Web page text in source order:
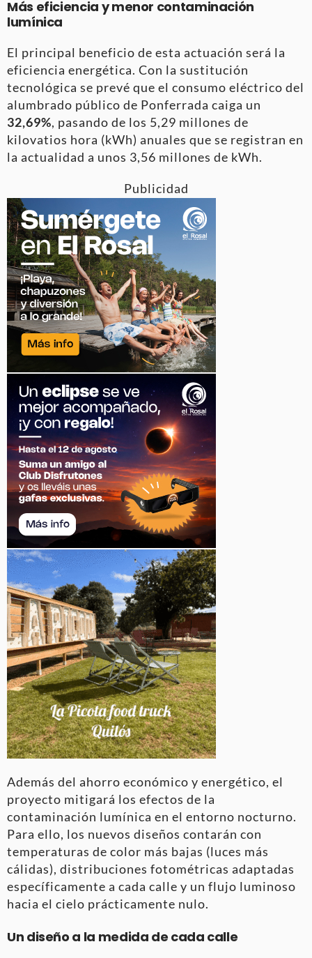
Más eficiencia y menor contaminación
lumínica
El principal beneficio de esta actuación será la
eficiencia energética. Con la sustitución
tecnológica se prevé que el consumo eléctrico del
alumbrado público de Ponferrada caiga un
32,69%, pasando de los 5,29 millones de
kilovatios hora (kWh) anuales que se registran en
la actualidad a unos 3,56 millones de kWh.
Publicidad
Además del ahorro económico y energético, el
proyecto mitigará los efectos de la
contaminación lumínica en el entorno nocturno.
Para ello, los nuevos diseños contarán con
temperaturas de color más bajas (luces más
cálidas), distribuciones fotométricas adaptadas
específicamente a cada calle y un flujo luminoso
hacia el cielo prácticamente nulo.
Un diseño a la medida de cada calle